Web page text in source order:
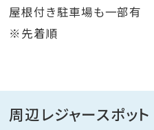
屋根付き駐車場も一部有
※先着順
周辺レジャースポット